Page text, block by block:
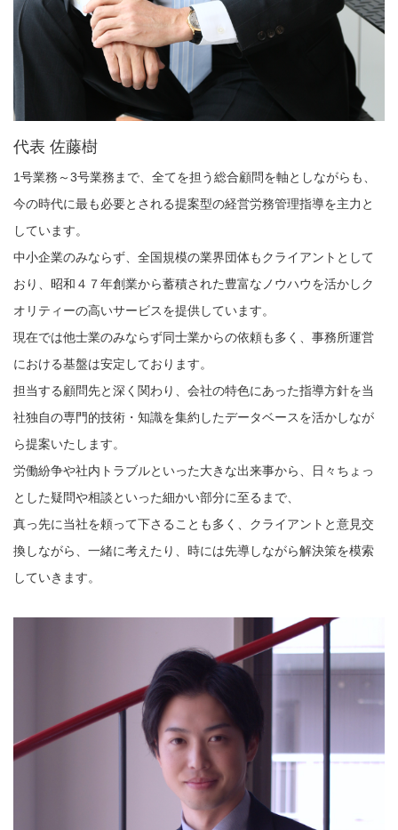
代表 佐藤樹
1号業務～3号業務まで、全てを担う総合顧問を軸としながらも、
今の時代に最も必要とされる提案型の経営労務管理指導を主力と
しています。
中小企業のみならず、全国規模の業界団体もクライアントとして
おり、昭和４７年創業から蓄積された豊富なノウハウを活かしク
オリティーの高いサービスを提供しています。
現在では他士業のみならず同士業からの依頼も多く、事務所運営
における基盤は安定しております。
担当する顧問先と深く関わり、会社の特色にあった指導方針を当
社独自の専門的技術・知識を集約したデータベースを活かしなが
ら提案いたします。
労働紛争や社内トラブルといった大きな出来事から、日々ちょっ
とした疑問や相談といった細かい部分に至るまで、
真っ先に当社を頼って下さることも多く、クライアントと意見交
換しながら、一緒に考えたり、時には先導しながら解決策を模索
していきます。